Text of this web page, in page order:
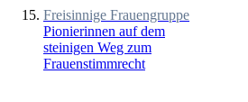
Freisinnige Frauengruppe
Pionierinnen auf dem
steinigen Weg zum
Frauenstimmrecht